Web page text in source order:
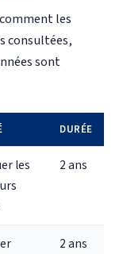
les
consultées,
sont
DURÉE
les
2 ans
2 ans